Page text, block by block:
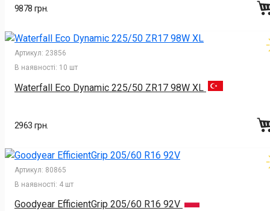
9878 грн.
Артикул: 23856
В наявності: 10 шт
Waterfall Eco Dynamic 225/50 ZR17 98W XL
2963 грн.
Артикул: 80865
В наявності: 4 шт
Goodyear EfficientGrip 205/60 R16 92V